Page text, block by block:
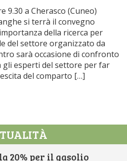
9.30 a Cherasco (Cuneo)
si terrà il convegno
della ricerca per
del settore organizzato da
sarà occasione di confronto
esperti del settore per far
del comparto […]
20% per il gasolio